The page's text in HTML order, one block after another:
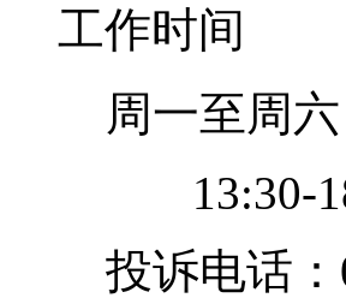
工作时间
周一至周
13:30-
投诉电话：